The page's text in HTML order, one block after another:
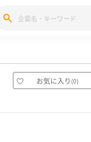
ーン
みんなの
28卒 IT
お気に入り (0)